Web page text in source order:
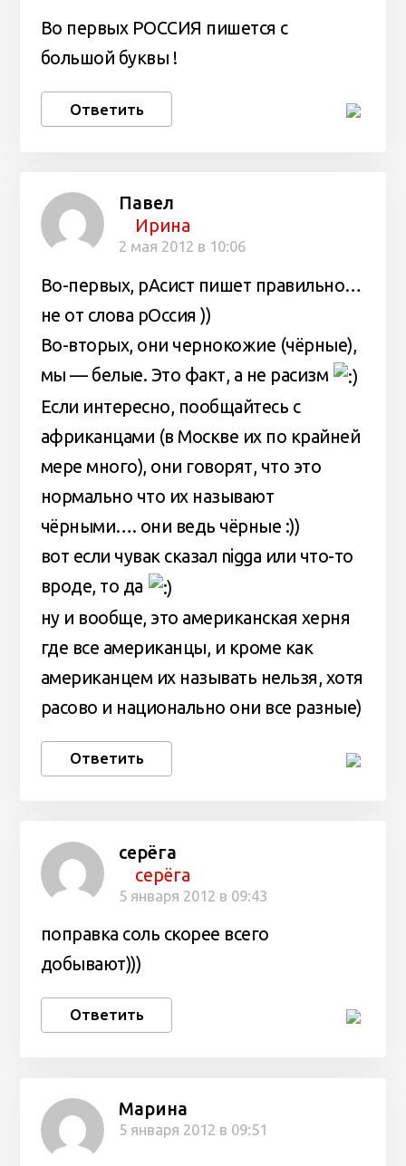
Во первых РОССИЯ пишется с
большой буквы !
Ответить
Павел
Ирина
2 мая 2012 в 10:06
Во-первых, рАсист пишет правильно…
не от слова рОссия ))
Во-вторых, они чернокожие (чёрные),
мы — белые. Это факт, а не расизм
Если интересно, пообщайтесь с
африканцами (в Москве их по крайней
мере много), они говорят, что это
нормально что их называют
чёрными…. они ведь чёрные :))
вот если чувак сказал nigga или что-то
вроде, то да
ну и вообще, это американская херня
где все американцы, и кроме как
американцем их называть нельзя, хотя
расово и национально они все разные)
Ответить
серёга
серёга
5 января 2012 в 09:43
поправка соль скорее всего
добывают)))
Ответить
Марина
5 января 2012 в 09:51